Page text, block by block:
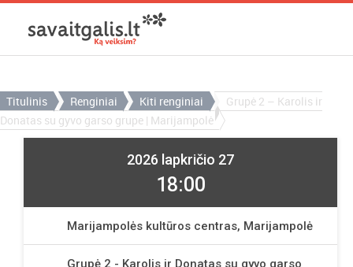
Titulinis Renginiai Kiti renginiai
Grupė 2 – Karolis ir
Donatas su gyvo garso grupe | Marijampolė
2026 lapkričio 27
18:00
Marijampolės kultūros centras, Marijampolė
Grupė 2 - Karolis ir Donatas su gyvo garso